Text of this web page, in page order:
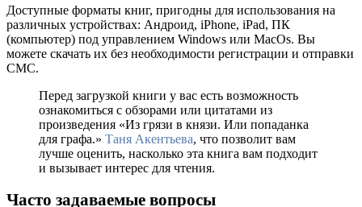
Доступные форматы книг, пригодны для использования на
различных устройствах: Андроид, iPhone, iPad, ПК
(компьютер) под управлением Windows или MacOs. Вы
можете скачать их без необходимости регистрации и отправки
СМС.
Перед загрузкой книги у вас есть возможность
ознакомиться с обзорами или цитатами из
произведения «Из грязи в князи. Или попаданка
для графа.» Таня Акентьева, что позволит вам
лучше оценить, насколько эта книга вам подходит
и вызывает интерес для чтения.
Часто задаваемые вопросы